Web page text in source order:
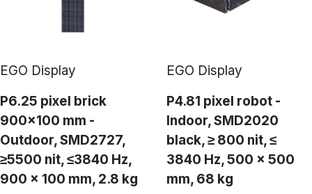
EGO Display
P6.25 pixel brick
900x100 mm -
Outdoor, SMD2727,
≥5500 nit, ≤3840 Hz,
900 x 100 mm, 2.8 kg
EGO Display
P4.81 pixel robot -
Indoor, SMD2020
black, ≥ 800 nit, ≤
3840 Hz, 500 x 500
mm, 68 kg